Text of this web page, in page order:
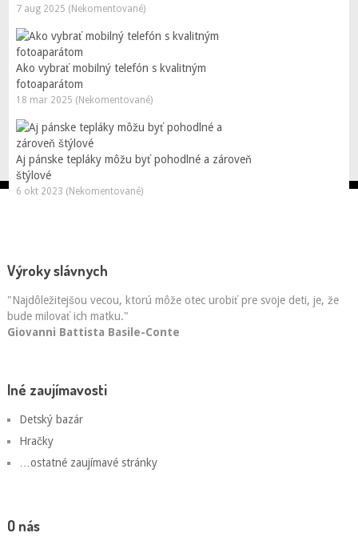
7 aug 2025 (Nekomentované)
Ako vybrať mobilný telefón s kvalitným
fotoaparátom
18 mar 2025 (Nekomentované)
Aj pánske tepláky môžu byť pohodlné a zároveň
štýlové
6 okt 2023 (Nekomentované)
Výroky slávnych
"Najdôležitejšou vecou, ktorú môže otec urobiť pre svoje deti, je, že
bude milovať ich matku."
Giovanni Battista Basile-Conte
Iné zaujímavosti
Detský bazár
Hračky
…ostatné zaujímavé stránky
O nás